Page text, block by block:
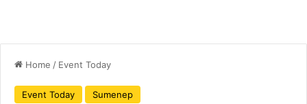
Home / Event Today
Event Today Sumenep